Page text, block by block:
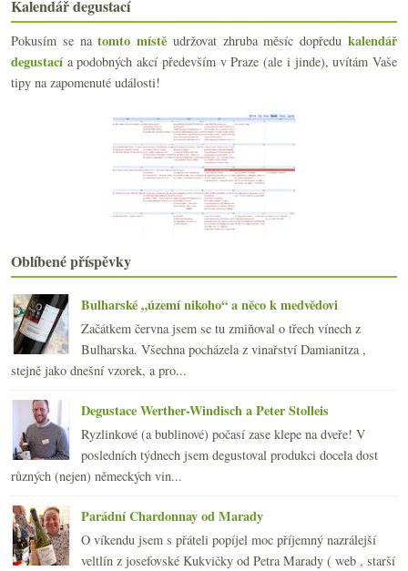
Pět piv do klobouku
S grácií filmové hvězdy
O hledání starorůžové
Civilizace v reálném čase
Terroir, vinař a jeden pěkný Mâcon
Pepíkova bordó směska z Brazílie
Někdy příběh nestačí
Výsledky ankety „tichá růžová vína…“
Levně ale bez nadšení
Povelikonoční vinný telegram
Podvečer, večeře a ráno s víny Leroy
Počasí ničí pracovní morálku!
Už je to tu zas, En Primeur čas…
Vlašáček a červený naturvín
Výsledky ankety „Víno nejčastěji nakupuji…“
Staré dobré příběhy s vůní rašeliny
Přichází velká změna
►března(23)
►února (20)
►ledna (20)
►2008(270)
►2007(108)
Kalendář degustací
Pokusím se natomto místě udržovat zhruba měsíc dopředukalendář
degustacía podobných akcí především v Praze (ale i jinde), uvítám Vaše
tipy na zapomenuté události!
Oblíbené příspěvky
Bulharské „území nikoho“ a něco k medvědovi
Začátkem června jsem se tu zmiňoval o třech vínech z
Bulharska. Všechna pocházela z vinařství Damianitza ,
stejně jako dnešní vzorek, a pro...
Degustace Werther-Windisch a Peter Stolleis
Ryzlinkové (a bublinové) počasí zase klepe na dveře! V
posledních týdnech jsem degustoval produkci docela dost
různých (nejen) německých vin...
Parádní Chardonnay od Marady
O víkendu jsem s přáteli popíjel moc příjemný nazrálejší
veltlín z josefovské Kukvičky od Petra Marady ( web , starší